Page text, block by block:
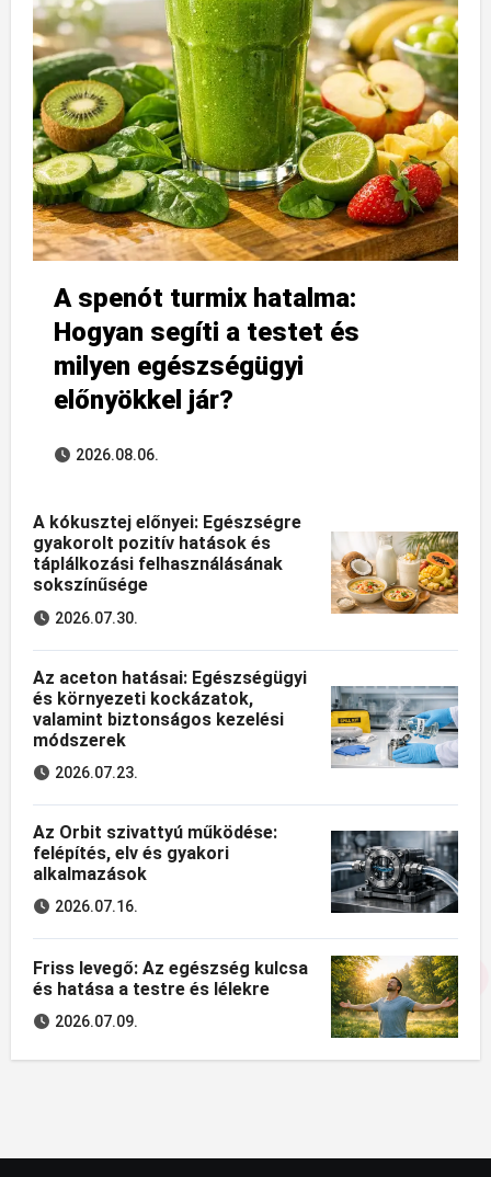
A spenót turmix hatalma:
Hogyan segíti a testet és
milyen egészségügyi
előnyökkel jár?
2026.08.06.
A kókusztej előnyei: Egészségre
gyakorolt pozitív hatások és
táplálkozási felhasználásának
sokszínűsége
2026.07.30.
Az aceton hatásai: Egészségügyi
és környezeti kockázatok,
valamint biztonságos kezelési
módszerek
2026.07.23.
Az Orbit szivattyú működése:
felépítés, elv és gyakori
alkalmazások
2026.07.16.
Friss levegő: Az egészség kulcsa
és hatása a testre és lélekre
2026.07.09.